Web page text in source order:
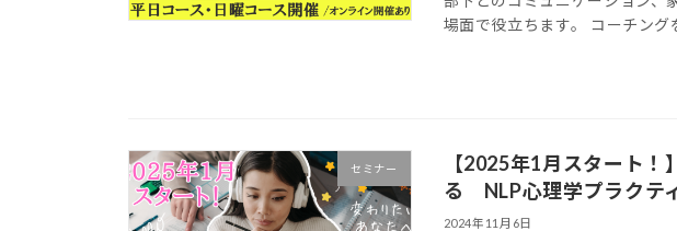
場面で役立ちます。 コーチング
セミナー
【2025年1月スタート
る NLP心理学プラクテ
2024年11月6日